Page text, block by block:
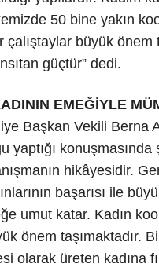
50 bine yakın
büyük önem
güçtür” dedi.
EMEĞİYLE
Başkan Vekili Berna
konuşmasında
hikâyesidir.
başarısı ile
umut katar. Kadın
önem taşımaktadır.
olarak üreten kadına